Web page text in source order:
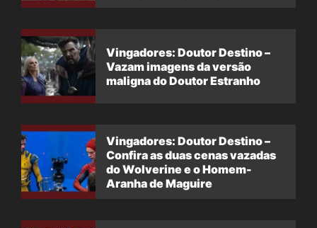
Vingadores: Doutor Destino –
Vazam imagens da versão
maligna do Doutor Estranho
Vingadores: Doutor Destino –
Confira as duas cenas vazadas
do Wolverine e o Homem-
Aranha de Maguire